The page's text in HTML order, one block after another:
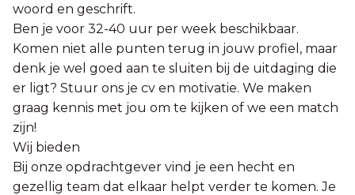
woord en geschrift.
Ben je voor 32-40 uur per week beschikbaar.
Komen niet alle punten terug in jouw profiel, maar
denk je wel goed aan te sluiten bij de uitdaging die
er ligt? Stuur ons je cv en motivatie. We maken
graag kennis met jou om te kijken of we een match
zijn!
Wij bieden
Bij onze opdrachtgever vind je een hecht en
gezellig team dat elkaar helpt verder te komen. Je